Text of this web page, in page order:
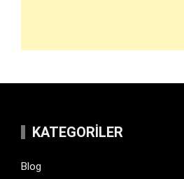
KATEGORILER
Blog